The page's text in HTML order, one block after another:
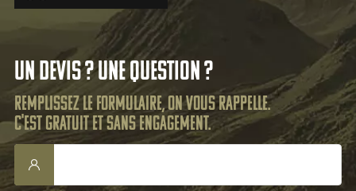
Un devis ? Une question ?
Remplissez le formulaire, on vous rappelle.
C'est gratuit et sans engagement.